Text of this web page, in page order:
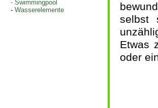
-Swimmingpool
-Wasserelemente
selbst
Etwas
oder